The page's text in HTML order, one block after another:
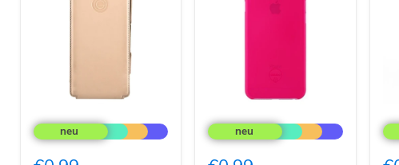
GALELi
Flip
OC555PK
0.3